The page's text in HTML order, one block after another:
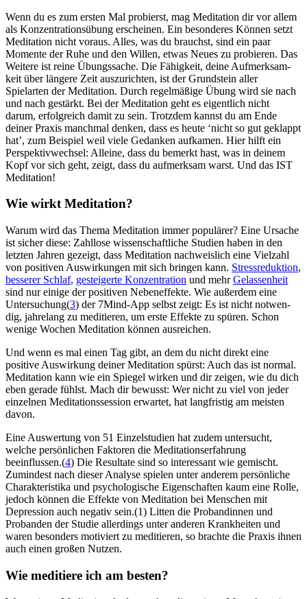
Wenn du es zum ersten Mal probierst, mag Meditation dir vor allem
als Konzentrationsübung erscheinen. Ein besonderes Können setzt
Meditation nicht voraus. Alles, was du brauchst, sind ein paar
Momente der Ruhe und den Willen, etwas Neues zu pro­bie­ren. Das
Wei­tere ist reine Übungs­sa­che. Die Fähig­keit, deine Auf­merk­sam­
keit über län­gere Zeit aus­zu­rich­ten, ist der Grund­stein aller
Spielarten der Medi­ta­tion. Durch regel­mä­ßige Übung wird sie nach
und nach gestärkt. Bei der Meditation geht es eigentlich nicht
darum, erfolgreich damit zu sein. Trotzdem kannst du am Ende
deiner Praxis manchmal denken, dass es heute ‘nicht so gut geklappt
hat’, zum Beispiel weil viele Gedanken aufkamen. Hier hilft ein
Perspektivwechsel: Alleine, dass du bemerkt hast, was in deinem
Kopf vor sich geht, zeigt, dass du aufmerksam warst. Und das IST
Meditation!
Wie wirkt Medi­ta­tion?
Warum wird das Thema Medi­ta­tion immer popu­lä­rer? Eine Ursache
ist sicher diese: Zahllose wissenschaftliche Studien haben in den
letzten Jahren gezeigt, dass Meditation nachweislich eine Vielzahl
von positiven Auswirkungen mit sich bringen kann. Stress­re­duk­tion,
bes­se­rer Schlaf, gestei­gerte Konzentration und mehrGelassenheit
sind nur einige der posi­ti­ven Neben­ef­fekte. Wie außerdem eine
Untersuchung(3) der 7Mind-App selbst zeigt: Es ist nicht not­wen­
dig, jah­re­lang zu medi­tie­ren, um erste Effekte zu spüren. Schon
wenige Wochen Medi­ta­tion können ausreichen.
Und wenn es mal einen Tag gibt, an dem du nicht direkt eine
positive Auswirkung deiner Meditation spürst: Auch das ist normal.
Meditation kann wie ein Spiegel wirken und dir zeigen, wie du dich
eben gerade fühlst. Mach dir bewusst: Wer nicht zu viel von jeder
einzelnen Meditationssession erwartet, hat langfristig am meisten
davon.
Eine Auswertung von 51 Einzelstudien hat zudem untersucht,
welche persönlichen Faktoren die Meditationserfahrung
beeinflussen.(4) Die Resultate sind so interessant wie gemischt.
Zumindest nach dieser Analyse spielen unter anderem persönliche
Charakteristika und psychologische Eigenschaften kaum eine Rolle,
jedoch können die Effekte von Meditation bei Menschen mit
Depression auch negativ sein.(1) Litten die Probandinnen und
Probanden der Studie allerdings unter anderen Krankheiten und
waren besonders motiviert zu meditieren, so brachte die Praxis ihnen
auch einen großen Nutzen.
Wie medi­tiere ich am besten?